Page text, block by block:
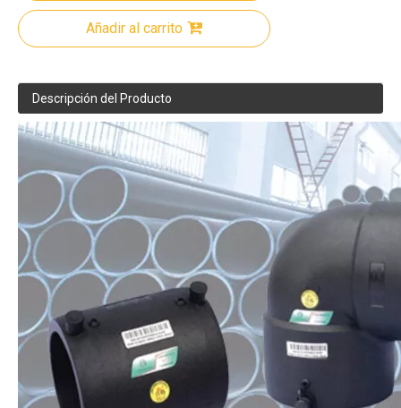
Añadir al carrito
Descripción del Producto